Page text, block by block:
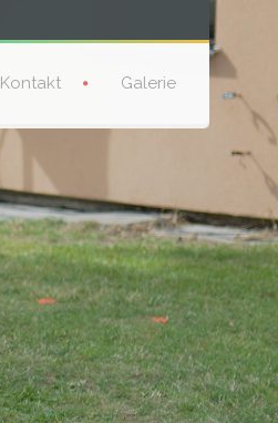
Kontakt Galerie